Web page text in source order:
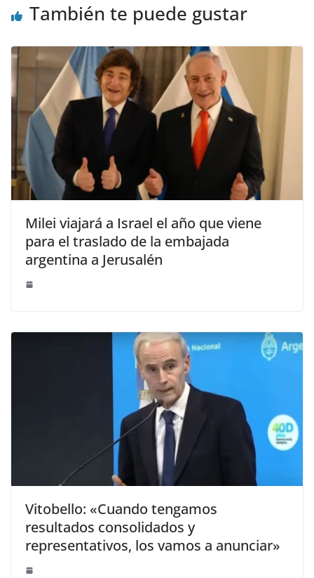
También te puede gustar
Milei viajará a Israel el año que viene
para el traslado de la embajada
argentina a Jerusalén
Vitobello: «Cuando tengamos
resultados consolidados y
representativos, los vamos a anunciar»